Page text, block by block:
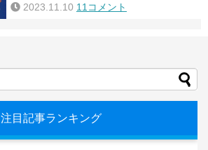
2023.11.10 11コメント
注目記事ランキング